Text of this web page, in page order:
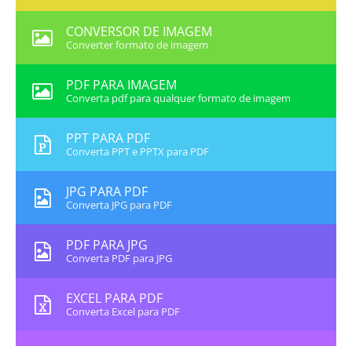
CONVERSOR DE IMAGEM
Converter formato de imagem
PDF PARA IMAGEM
Converta pdf para qualquer formato de imagem
PPT PARA PDF
Converta PPT e PPTX para PDF
JPG PARA PDF
Converta JPG para PDF
PDF PARA JPG
Converta PDF para JPG
EXCEL PARA PDF
Converta Excel para PDF